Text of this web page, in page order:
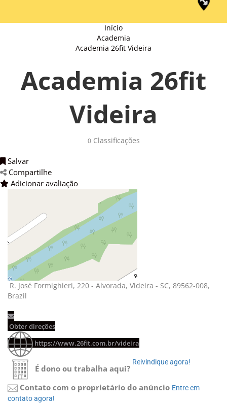
Início
Academia
Academia 26fit Videira
Academia 26fit
Videira
0Classificações
Salvar
Compartilhe
Adicionar avaliação
R. José Formighieri, 220 - Alvorada, Videira - SC, 89562-008,
Brazil
Obter direções
https://www.26fit.com.br/videira
É dono ou trabalha aqui?
Reivindique agora!
Contato com o proprietário do anúncio Entre em
contato agora!